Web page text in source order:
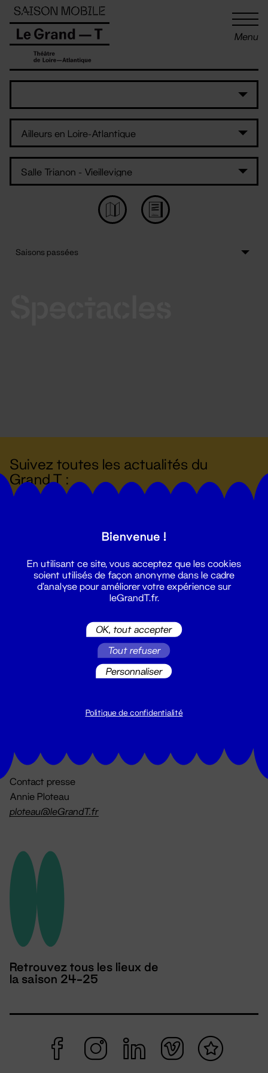
Menu
Suivez toutes les actualités du
Grand T :
billetterie@leGrandT.fr
Contact presse
Annie Ploteau
ploteau@leGrandT.fr
Retrouvez tous les lieux de
la saison 24-25
Panneau de gestion des cookies
Bienvenue !
En utilisant ce site, vous acceptez que les cookies
soient utilisés de façon anonyme dans le cadre
d'analyse pour améliorer votre expérience sur
leGrandT.fr.
OK, tout accepter
Tout refuser
Personnaliser
Politique de confidentialité